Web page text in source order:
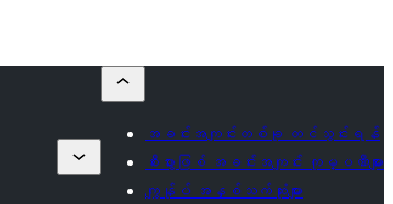
အခင်းအကျင်းတစ်ခု တင်သွင်းရန်
စီးပွားဖြစ် အခင်းအကျင်း ကုမ္ပဏီများ
ကျွန်ုပ် အနှစ်သက်ဆုံးများ